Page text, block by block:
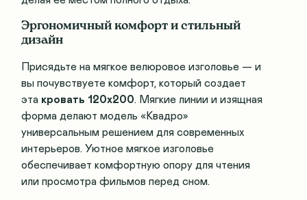
Эргономичный комфорт и стильный
дизайн
Присядьте на мягкое велюровое изголовье — и
вы почувствуете комфорт, который создает
эта кровать 120х200. Мягкие линии и изящная
форма делают модель «Квадро»
универсальным решением для современных
интерьеров. Уютное мягкое изголовье
обеспечивает комфортную опору для чтения
или просмотра фильмов перед сном.